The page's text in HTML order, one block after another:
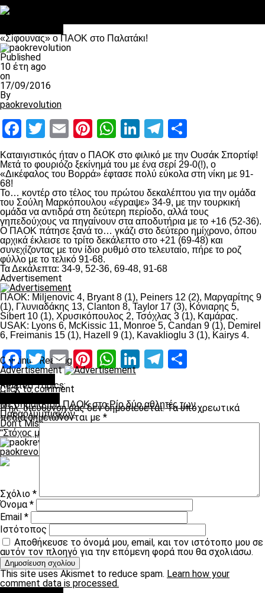
«Σίφουνας» ο ΠΑΟΚ στο Παλατάκι!
Published
10 έτη ago
on
17/09/2016
By
paokrevolution
Facebook
Twitter
EmailPinterest
WhatsApp
LinkedIn
Telegram
Καταιγιστικός ήταν ο ΠΑΟΚ στο φιλικό με την Ουσάκ Σπορτίφ!
Μετά το φουριόζο ξεκίνημά του με ένα σερί 29-0(!), ο
«Δικέφαλος του Βορρά» έφτασε πολύ εύκολα στη νίκη με 91-
68!
Το… κοντέρ στο τέλος του πρώτου δεκαλέπτου για την ομάδα
του Σούλη Μαρκόπουλου «έγραψε» 34-9, με την τουρκική
ομάδα να αντιδρά στη δεύτερη περίοδο, αλλά τους
γηπεδούχους να πηγαίνουν στα αποδυτήρια με το +16 (52-36).
Ο ΠΑΟΚ πάτησε ξανά το… γκάζι στο δεύτερο ημίχρονο, όπου
αρχικά έκλεισε το τρίτο δεκάλεπτο στο +21 (69-48) και
συνεχίζοντας με τον ίδιο ρυθμό στο τελευταίο, πήρε το ροζ
φύλλο με το τελικό 91-68.
Τα Δεκάλεπτα: 34-9, 52-36, 69-48, 91-68
Advertisement
ΠΑΟΚ: Miljenovic 4, Bryant 8 (1), Peiners 12 (2), Μαργαρίτης 9
(1), Γλυνιαδάκης 13, Clanton 8, Taylor 17 (3), Κόνιαρης 5,
Sibert 10 (1), Χρυσικόπουλος 2, Τσόχλας 3 (1), Καμάρας.
USAK: Lyons 6, McKissic 11, Monroe 5, Candan 9 (1), Demirel
6, Freimanis 15 (1), Hazell 9 (1), Kavaklioglu 3 (1), Kairys 4.
Facebook
Twitter
EmailPinterest
WhatsApp
LinkedIn
Telegram
Related Topics:
Up Next
Με σημαία του ΠΑΟΚ στο Ρίο δύο αθλητές των
Παραολυμπιακών
Don't Miss
“Στόχος μας είναι να τερματίσουμε στις δύο πρώτες θέσεις”
paokrevolution
Continue Reading
Advertisement
Click to comment
Η ηλ. διεύθυνση σας δεν δημοσιεύεται. Τα υποχρεωτικά
πεδία σημειώνονται με *
Σχόλιο *
Όνομα*
Email *
Ιστότοπος
Αποθήκευσε το όνομά μου, email, και τον ιστότοπο μου σε
αυτόν τον πλοηγό για την επόμενη φορά που θα σχολιάσω.
This site uses Akismet to reduce spam. Learn how your
comment data is processed.